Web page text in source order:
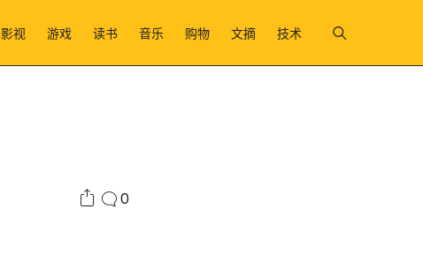
影视 游戏 读书 音乐 购物 文摘 技术
0